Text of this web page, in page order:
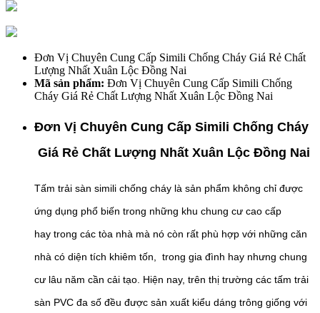
Đơn Vị Chuyên Cung Cấp Simili Chống Cháy Giá Rẻ Chất
Lượng Nhất Xuân Lộc Đồng Nai
Mã sản phẩm: Đơn Vị Chuyên Cung Cấp Simili Chống
Cháy Giá Rẻ Chất Lượng Nhất Xuân Lộc Đồng Nai
Đơn Vị Chuyên Cung Cấp Simili Chống Cháy
Giá Rẻ Chất Lượng Nhất Xuân Lộc Đồng Nai
Tấm trải sàn simili chống cháy là sản phẩm không chỉ được
ứng dụng phổ biến trong những khu chung cư cao cấp
hay trong các tòa nhà mà nó còn rất phù hợp với những căn
nhà có diện tích khiêm tốn, trong gia đình hay nhưng chung
cư lâu năm cần cải tạo. Hiện nay, trên thị trường các tấm trải
sàn PVC đa số đều được sản xuất kiểu dáng trông giống với